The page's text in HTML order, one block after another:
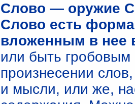
Слово — оружие
Слово есть
вложенным в нее
или быть
произнесении
и мысли, или же,